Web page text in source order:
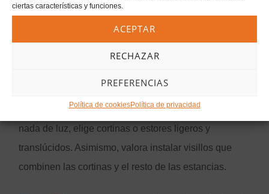
ciertas características y funciones.
ACEPTAR
RECHAZAR
PREFERENCIAS
Política de cookiesPolítica de privacidad
Una casa pequeña necesita luz, toda la luz posible.
posible. Rechaza las cortinas oscuras que no filtran
nada de luz, elige cortinas o estores ligeros y
translúcidos. Asimismo, valora instalar visillos que
combinen las cortinas y el resto de las estancias.